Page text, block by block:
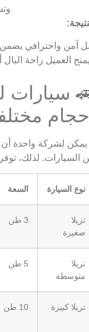
آمن واحترافي يضمن
العميل راحة البال
سيارات
يمكن لشركة واحدة أن
السيارات. لذلك، توفر
نوع السيارة السعة
تريلا
صغيرة
3 طن
تريلا
متوسطة
5 طن
تريلا كبيرة 10 طن